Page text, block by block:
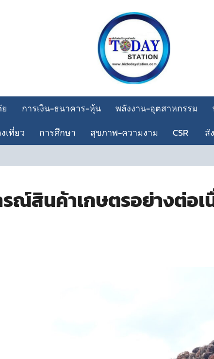
การเงิน-ธนาคาร-หุ้น พลังงาน-อุตสาหกรรม
เที่ยว
การศึกษา สุขภาพ-ความงาม CSR สั
สินค้าเกษตรอย่างต่อเ